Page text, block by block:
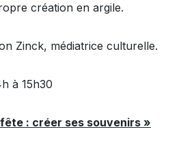
création en argile.
Zinck, médiatrice culturelle.
à 15h30
: créer ses souvenirs »